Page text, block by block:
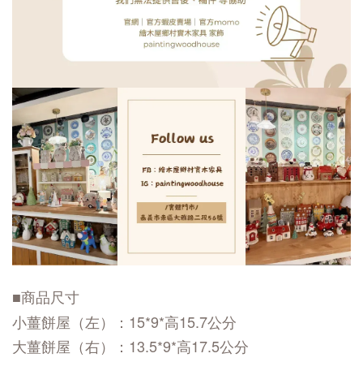
■商品尺寸
小薑餅屋（左）： 15*9*高15.7公分
大薑餅屋（右）：13.5*9*高17.5公分